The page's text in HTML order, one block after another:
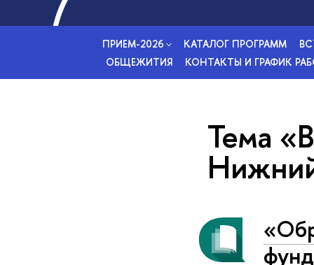
ПРИЕМ-2026 КАТАЛОГ ПРОГРАММ
ОБЩЕЖИТИЯ
КОНТАКТЫ И ГРАФИК
Тема